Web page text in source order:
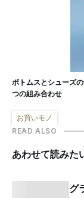
ボトムスとシューズ
つの組み合わせ
お買いモノ
READ ALSO
あわせて読みた
グ